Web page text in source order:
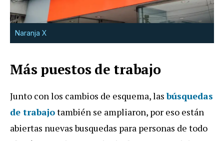
Naranja X
Más puestos de trabajo
Junto con los cambios de esquema, lasbúsquedas
de trabajotambién se ampliaron, por eso están
abiertas nuevas busquedas para personas de todo